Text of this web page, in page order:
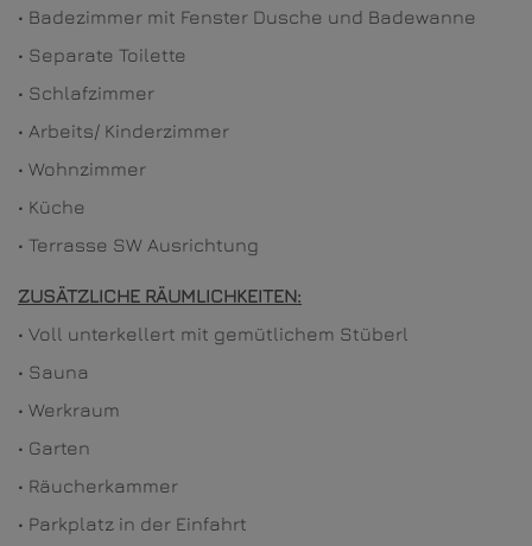
• Badezimmer mit Fenster Dusche und Badewanne
• Separate Toilette
• Schlafzimmer
• Arbeits/ Kinderzimmer
• Wohnzimmer
• Küche
• Terrasse SW Ausrichtung
ZUSÄTZLICHE RÄUMLICHKEITEN:
• Voll unterkellert mit gemütlichem Stüberl
• Sauna
• Werkraum
• Garten
• Räucherkammer
• Parkplatz in der Einfahrt